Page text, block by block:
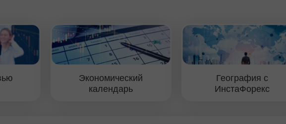
-
Экономический
календарь
География с
ИнстаФорекс